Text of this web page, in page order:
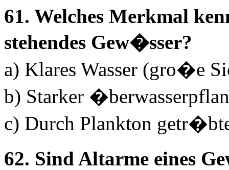
61. Welches Merkmal
stehendes Gew�sser?
a) Klares Wasser (gro�e
b) Starker
c) Durch Plankton
62. Sind Altarme eines